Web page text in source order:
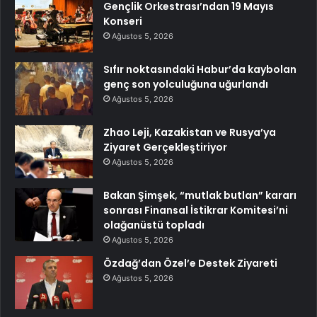
Gençlik Orkestrası’ndan 19 Mayıs
Konseri
Ağustos 5, 2026
Sıfır noktasındaki Habur’da kaybolan
genç son yolculuğuna uğurlandı
Ağustos 5, 2026
Zhao Leji, Kazakistan ve Rusya’ya
Ziyaret Gerçekleştiriyor
Ağustos 5, 2026
Bakan Şimşek, “mutlak butlan” kararı
sonrası Finansal İstikrar Komitesi’ni
olağanüstü topladı
Ağustos 5, 2026
Özdağ’dan Özel’e Destek Ziyareti
Ağustos 5, 2026